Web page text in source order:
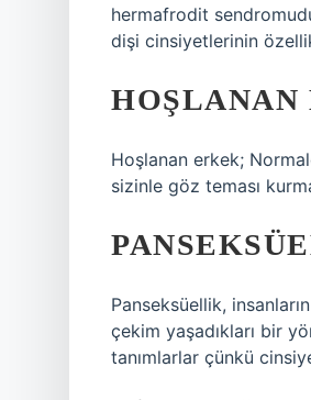
hermafrodit
dişi cinsiyetlerinin
HOŞLANAN
Hoşlanan erkek;
sizinle göz teması
Panseksüellik,
çekim yaşadıkları bir
tanımlarlar çünkü